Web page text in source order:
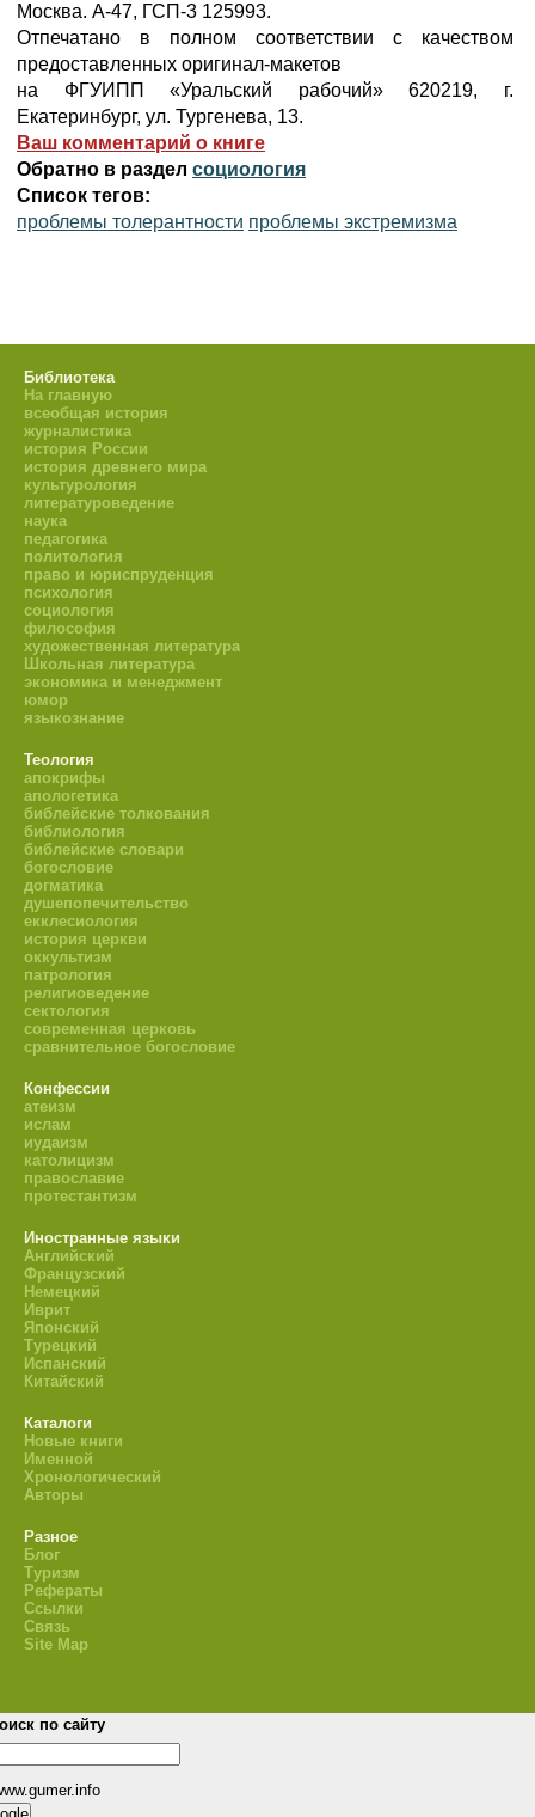
Москва. А-47, ГСП-3 125993.
Отпечатано в полном соответствии с качеством
предоставленных оригинал-макетов
на ФГУИПП «Уральский рабочий» 620219, г.
Екатеринбург, ул. Тургенева, 13.
Ваш комментарий о книге
Обратно в раздел социология
Список тегов:
проблемы толерантности проблемы экстремизма
Библиотека
На главную
всеобщая история
журналистика
история России
история древнего мира
культурология
литературоведение
наука
педагогика
политология
право и юриспруденция
психология
социология
философия
художественная литература
Школьная литература
экономика и менеджмент
юмор
языкознание
Теология
апокрифы
апологетика
библейские толкования
библиология
библейские словари
богословие
догматика
душепопечительство
екклесиология
история церкви
оккультизм
патрология
религиоведение
сектология
современная церковь
сравнительное богословие
Конфессии
атеизм
ислам
иудаизм
католицизм
православие
протестантизм
Иностранные языки
Английский
Французский
Немецкий
Иврит
Японский
Турецкий
Испанский
Китайский
Каталоги
Новые книги
Именной
Хронологический
Авторы
Разное
Блог
Туризм
Рефераты
Ссылки
Связь
Site Map
по сайту